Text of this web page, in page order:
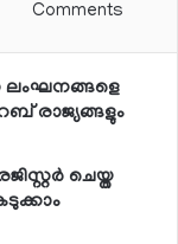
Comments
ലംഘനങ്ങളെ
രാജ്യങ്ങളും
ചെയ്ത